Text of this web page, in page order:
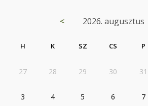
< 2026. augusztus
H K SZ CS P
27 28 29 30 31
3 4 5 6 7